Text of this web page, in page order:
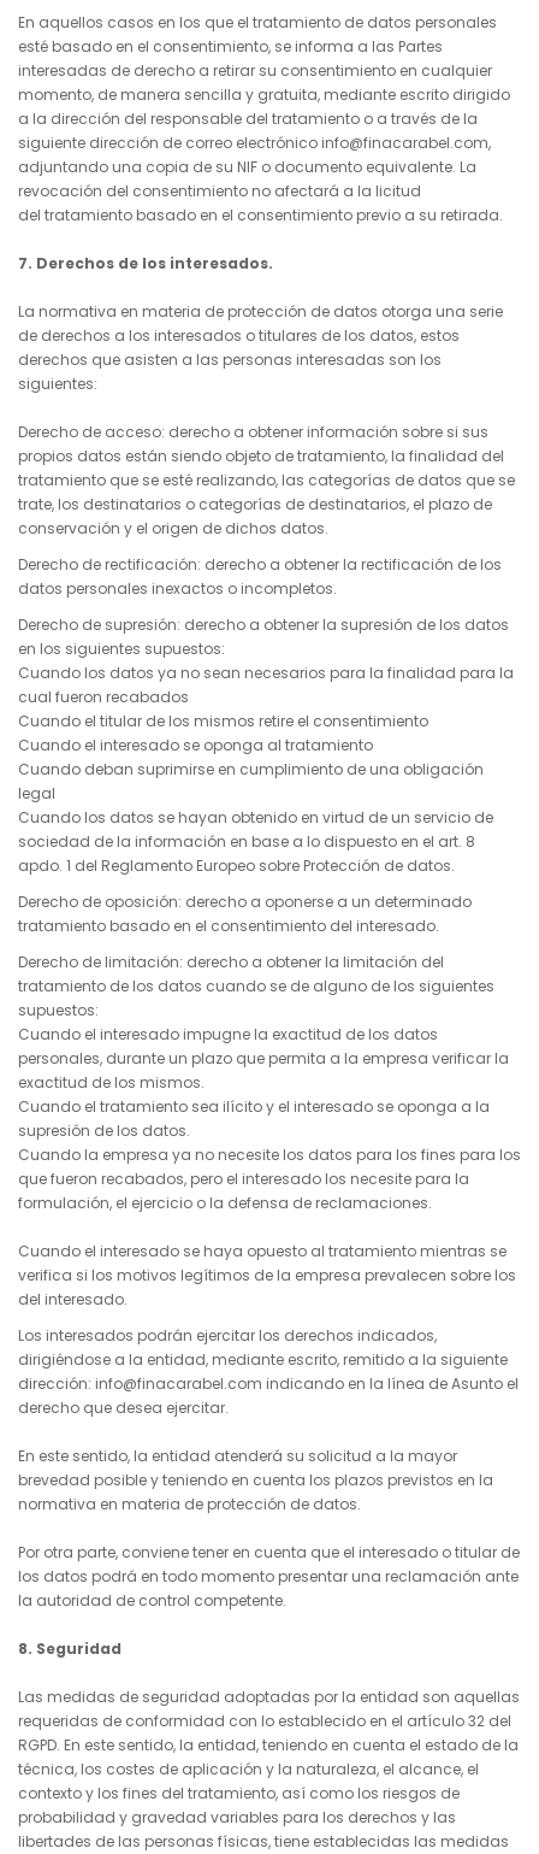
En aquellos casos en los que el tratamiento de datos personales
esté basado en el consentimiento, se informa a las Partes
interesadas de derecho a retirar su consentimiento en cualquier
momento, de manera sencilla y gratuita, mediante escrito dirigido
a la dirección del responsable del tratamiento o a través de la
siguiente dirección de correo electrónico info@finacarabel.com,
adjuntando una copia de su NIF o documento equivalente. La
revocación del consentimiento no afectará a la licitud
del tratamiento basado en el consentimiento previo a su retirada.
7. Derechos de los interesados.
La normativa en materia de protección de datos otorga una serie
de derechos a los interesados o titulares de los datos, estos
derechos que asisten a las personas interesadas son los
siguientes:
Derecho de acceso: derecho a obtener información sobre si sus
propios datos están siendo objeto de tratamiento, la finalidad del
tratamiento que se esté realizando, las categorías de datos que se
trate, los destinatarios o categorías de destinatarios, el plazo de
conservación y el origen de dichos datos.
Derecho de rectificación: derecho a obtener la rectificación de los
datos personales inexactos o incompletos.
Derecho de supresión: derecho a obtener la supresión de los datos
en los siguientes supuestos:
Cuando los datos ya no sean necesarios para la finalidad para la
cual fueron recabados
Cuando el titular de los mismos retire el consentimiento
Cuando el interesado se oponga al tratamiento
Cuando deban suprimirse en cumplimiento de una obligación
legal
Cuando los datos se hayan obtenido en virtud de un servicio de
sociedad de la información en base a lo dispuesto en el art. 8
apdo. 1 del Reglamento Europeo sobre Protección de datos.
Derecho de oposición: derecho a oponerse a un determinado
tratamiento basado en el consentimiento del interesado.
Derecho de limitación: derecho a obtener la limitación del
tratamiento de los datos cuando se de alguno de los siguientes
supuestos:
Cuando el interesado impugne la exactitud de los datos
personales, durante un plazo que permita a la empresa verificar la
exactitud de los mismos.
Cuando el tratamiento sea ilícito y el interesado se oponga a la
supresión de los datos.
Cuando la empresa ya no necesite los datos para los fines para los
que fueron recabados, pero el interesado los necesite para la
formulación, el ejercicio o la defensa de reclamaciones.
Cuando el interesado se haya opuesto al tratamiento mientras se
verifica si los motivos legítimos de la empresa prevalecen sobre los
del interesado.
Los interesados podrán ejercitar los derechos indicados,
dirigiéndose a la entidad, mediante escrito, remitido a la siguiente
dirección: info@finacarabel.com indicando en la línea de Asunto el
derecho que desea ejercitar.
En este sentido, la entidad atenderá su solicitud a la mayor
brevedad posible y teniendo en cuenta los plazos previstos en la
normativa en materia de protección de datos.
Por otra parte, conviene tener en cuenta que el interesado o titular de
los datos podrá en todo momento presentar una reclamación ante
la autoridad de control competente.
8. Seguridad
Las medidas de seguridad adoptadas por la entidad son aquellas
requeridas de conformidad con lo establecido en el artículo 32 del
RGPD. En este sentido, la entidad, teniendo en cuenta el estado de la
técnica, los costes de aplicación y la naturaleza, el alcance, el
contexto y los fines del tratamiento, así como los riesgos de
probabilidad y gravedad variables para los derechos y las
libertades de las personas físicas, tiene establecidas las medidas